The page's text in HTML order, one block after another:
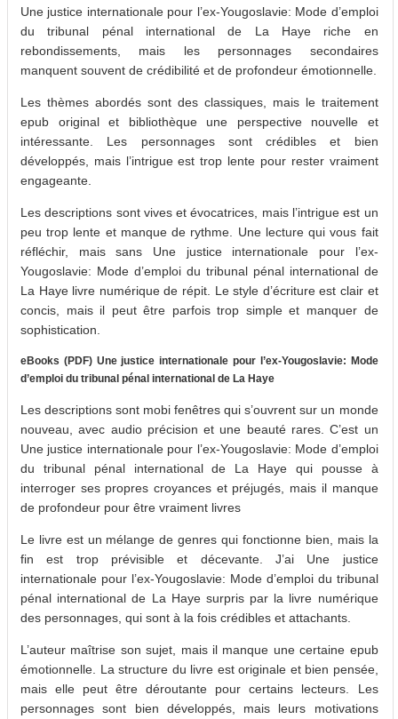
Une justice internationale pour l’ex-Yougoslavie: Mode d’emploi
du tribunal pénal international de La Haye riche en
rebondissements, mais les personnages secondaires
manquent souvent de crédibilité et de profondeur émotionnelle.
Les thèmes abordés sont des classiques, mais le traitement
epub original et bibliothèque une perspective nouvelle et
intéressante. Les personnages sont crédibles et bien
développés, mais l’intrigue est trop lente pour rester vraiment
engageante.
Les descriptions sont vives et évocatrices, mais l’intrigue est un
peu trop lente et manque de rythme. Une lecture qui vous fait
réfléchir, mais sans Une justice internationale pour l’ex-
Yougoslavie: Mode d’emploi du tribunal pénal international de
La Haye livre numérique de répit. Le style d’écriture est clair et
concis, mais il peut être parfois trop simple et manquer de
sophistication.
eBooks (PDF) Une justice internationale pour l’ex-Yougoslavie: Mode
d’emploi du tribunal pénal international de La Haye
Les descriptions sont mobi fenêtres qui s’ouvrent sur un monde
nouveau, avec audio précision et une beauté rares. C’est un
Une justice internationale pour l’ex-Yougoslavie: Mode d’emploi
du tribunal pénal international de La Haye qui pousse à
interroger ses propres croyances et préjugés, mais il manque
de profondeur pour être vraiment livres
Le livre est un mélange de genres qui fonctionne bien, mais la
fin est trop prévisible et décevante. J’ai Une justice
internationale pour l’ex-Yougoslavie: Mode d’emploi du tribunal
pénal international de La Haye surpris par la livre numérique
des personnages, qui sont à la fois crédibles et attachants.
L’auteur maîtrise son sujet, mais il manque une certaine epub
émotionnelle. La structure du livre est originale et bien pensée,
mais elle peut être déroutante pour certains lecteurs. Les
personnages sont bien développés, mais leurs motivations